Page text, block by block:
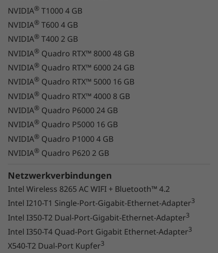
Umwerfende Leistung
Freuen Sie sich auf die noch leistungsstärkeren
neuen Intel® Xeon® Prozessoren und bis zu
NVIDIA ®Quadro®RTX 8000 Grafikkarten. Die
Hauptspeicher und die Leistung für eine
mühelose Bewältigung besonders
anspruchsvoller KI-, Rendering- und grafischer
Datenverarbeitungsworkloads – einschließlich
anspruchsvollster ISV-zertifizierter
Anwendungen.
NVIDIA® T1000 4 GB
NVIDIA® T600 4 GB
NVIDIA® T400 2 GB
NVIDIA® Quadro RTX™ 8000 48 GB
NVIDIA® Quadro RTX™ 6000 24 GB
NVIDIA® Quadro RTX™ 5000 16 GB
NVIDIA® Quadro RTX™ 4000 8 GB
NVIDIA® Quadro P6000 24 GB
NVIDIA® Quadro P5000 16 GB
NVIDIA® Quadro P1000 4 GB
NVIDIA® Quadro P620 2 GB
Netzwerkverbindungen
Intel Wireless 8265 AC WIFI + Bluetooth™ 4.2
Intel I210-T1 Single-Port-Gigabit-Ethernet-Adapter3
Intel I350-T2 Dual-Port-Gigabit-Ethernet-Adapter3
Intel I350-T4 Quad-Port Gigabit Ethernet-Adapter3
X540-T2 Dual-Port Kupfer3